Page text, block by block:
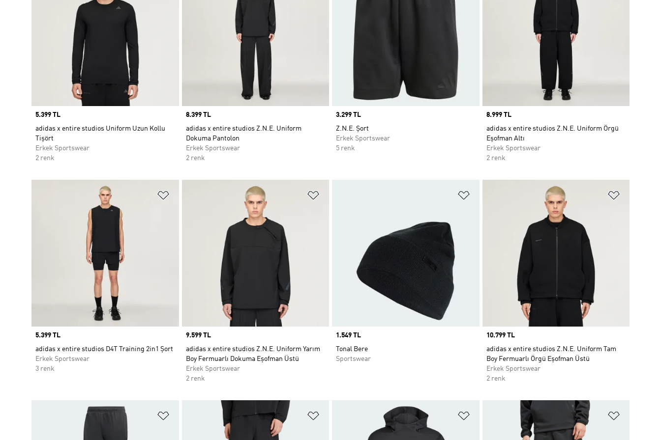
Price
5.399 TL
adidas x entire studios Uniform Uzun Kollu
Tişört
Erkek Sportswear
2 renk
Price
8.399 TL
adidas x entire studios Z.N.E. Uniform
Dokuma Pantolon
Erkek Sportswear
2 renk
Price
3.299 TL
Z.N.E. Şort
Erkek Sportswear
5 renk
Price
8.999 TL
adidas x entire studios Z.N.E. Uniform Örgü
Eşofman Altı
Erkek Sportswear
2 renk
Price
5.399 TL
adidas x entire studios D4T Training 2in1 Şort
Erkek Sportswear
3 renk
Price
9.599 TL
adidas x entire studios Z.N.E. Uniform Yarım
Boy Fermuarlı Dokuma Eşofman Üstü
Erkek Sportswear
2 renk
Price
1.549 TL
Tonal Bere
Sportswear
Price
10.799 TL
adidas x entire studios Z.N.E. Uniform Tam
Boy Fermuarlı Örgü Eşofman Üstü
Erkek Sportswear
2 renk
Favori Listesine Ekle Favori Listesine Ekle Favori Listesine Ekle